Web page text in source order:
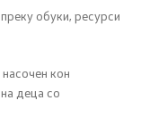
обуки, ресурси
насочен кон
деца со